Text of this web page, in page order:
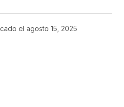
el agosto 15, 2025